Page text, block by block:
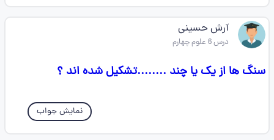
آرش حسینی
درس 6 علوم چهارم
سنگ ها از یک یا چند ........تشکیل شده اند ؟
نمایش جواب